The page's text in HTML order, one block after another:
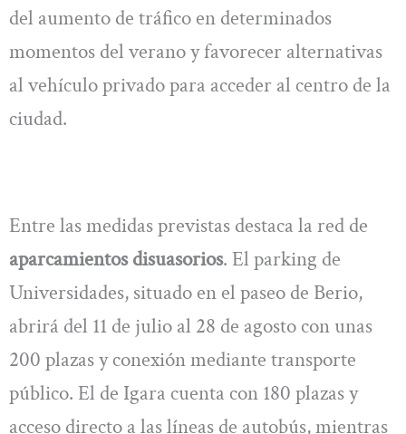
del aumento de tráfico en determinados
momentos del verano y favorecer alternativas
al vehículo privado para acceder al centro de la
ciudad.
Entre las medidas previstas destaca la red de
aparcamientos disuasorios. El parking de
Universidades, situado en el paseo de Berio,
abrirá del 11 de julio al 28 de agosto con unas
200 plazas y conexión mediante transporte
público. El de Igara cuenta con 180 plazas y
acceso directo a las líneas de autobús, mientras